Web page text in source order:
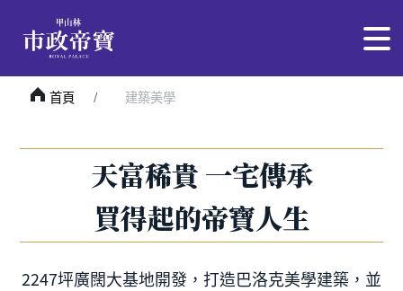
首頁 建築美學
天富稀貴 一宅傳承
買得起的帝寶人生
2247坪廣闊大基地開發，打造巴洛克美學建築，並